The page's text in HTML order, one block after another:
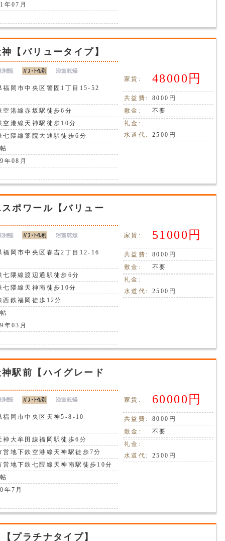
年07月
【バリュータイプ】
福岡市中央区警固1丁目15-52
空港線赤坂駅徒歩6分
空港線天神駅徒歩10分
七隈線薬院大通駅徒歩6分
年08月
家賃: 48000円
共益費:
8000円
敷金:
不要
礼金:
水道代:
2500円
ポワール【バリュー
福岡市中央区春吉2丁目12-16
七隈線渡辺通駅徒歩6分
七隈線天神南徒歩10分
西鉄福岡徒歩12分
年03月
家賃: 51000円
共益費:
8000円
敷金:
不要
礼金:
水道代:
2500円
駅前【ハイグレード
福岡市中央区天神5-8-10
神大牟田線福岡駅徒歩6分
営地下鉄空港線天神駅徒歩7分
営地下鉄七隈線天神南駅徒歩10分
年7月
家賃: 60000円
共益費:
8000円
敷金:
不要
礼金:
水道代:
2500円
プラチナタイプ】